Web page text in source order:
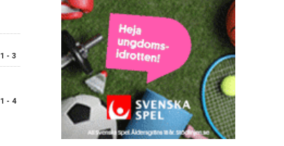
1 - 3
1 - 4